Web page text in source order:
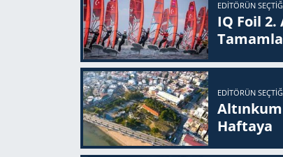
EDITÖRÜN
IQ Foil 2.
EDITÖRÜN
Haftaya